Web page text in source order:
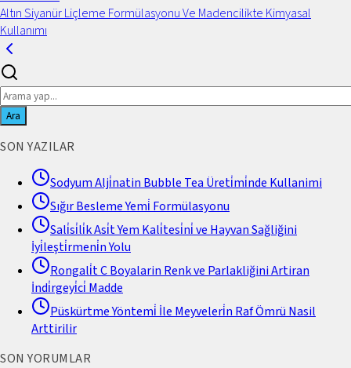
Altın Siyanür Liçleme Formülasyonu Ve Madencilikte Kimyasal
Kullanımı
Ara
SON YAZILAR
Sodyum Alji̇natin Bubble Tea Üreti̇mi̇nde Kullanimi
Sığır Besleme Yemi̇ Formülasyonu
Sali̇si̇li̇k Asi̇t Yem Kali̇tesi̇ni̇ ve Hayvan Sağliğini
İyi̇leşti̇rmeni̇n Yolu
Rongali̇t C Boyalarin Renk ve Parlakliğini Artiran
İndi̇rgeyi̇ci̇ Madde
Püskürtme Yöntemi̇ İle Meyveleri̇n Raf Ömrü Nasil
Arttirilir
SON YORUMLAR